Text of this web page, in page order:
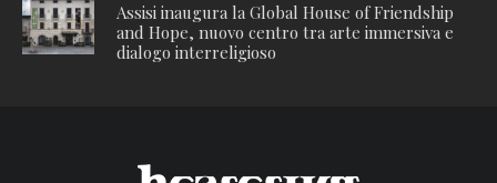
Assisi inaugura la Global House of Friendship
and Hope, nuovo centro tra arte immersiva e
dialogo interreligioso